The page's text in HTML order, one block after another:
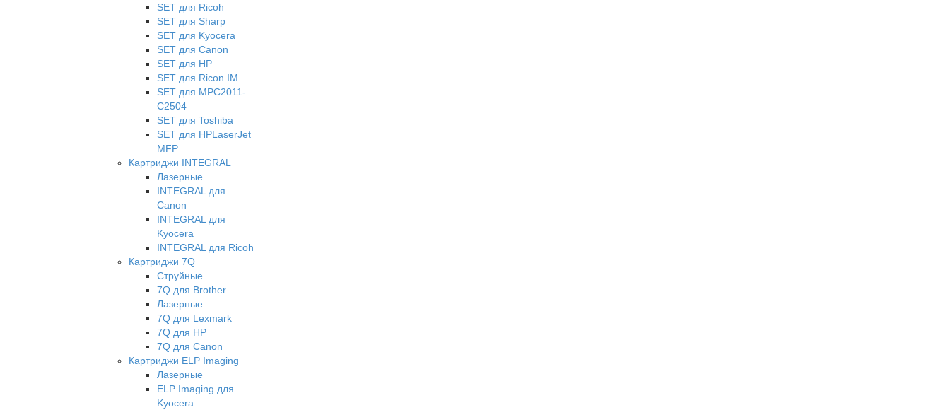
SET для Ricoh
SET для Sharp
SET для Kyocera
SET для Canon
SET для HP
SET для Ricon IM
SET для MPC2011-
C2504
SET для Toshiba
SET для HPLaserJet
MFP
Картриджи INTEGRAL
Лазерные
INTEGRAL для
Canon
INTEGRAL для
Kyocera
INTEGRAL для Ricoh
Картриджи 7Q
Струйные
7Q для Brother
Лазерные
7Q для Lexmark
7Q для HP
7Q для Canon
Картриджи ELP Imaging
Лазерные
ELP Imaging для
Kyocera